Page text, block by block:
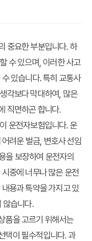
중요한 부분입니다. 하
수 있으며, 이러한 사고
있습니다. 특히 교통사
각보다 막대하여, 많은
직면하곤 합니다.
운전자보험입니다. 운
려운 벌금, 변호사 선임
을 보장하여 운전자의
중에 너무나 많은 운전
용과 특약을 가지고 있
않습니다.
품을 고르기 위해서는
택이 필수적입니다. 과